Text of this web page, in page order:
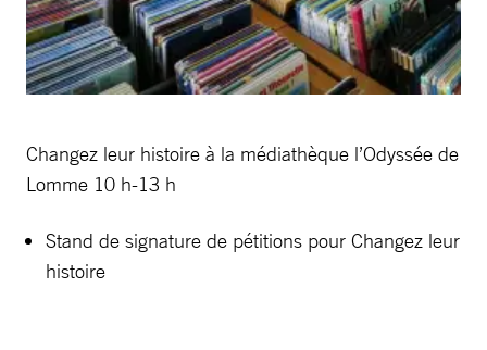
Changez leur histoire à la médiathèque l’Odyssée de
Lomme 10 h-13 h
Stand de signature de pétitions pour Changez leur
histoire